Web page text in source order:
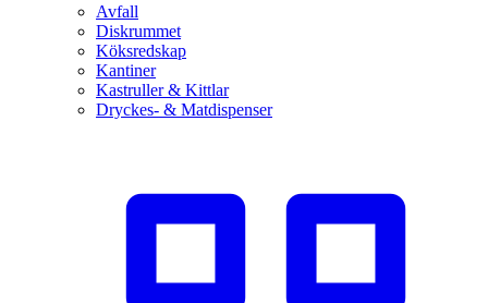
Avfall
Diskrummet
Köksredskap
Kantiner
Kastruller & Kittlar
Dryckes- & Matdispenser